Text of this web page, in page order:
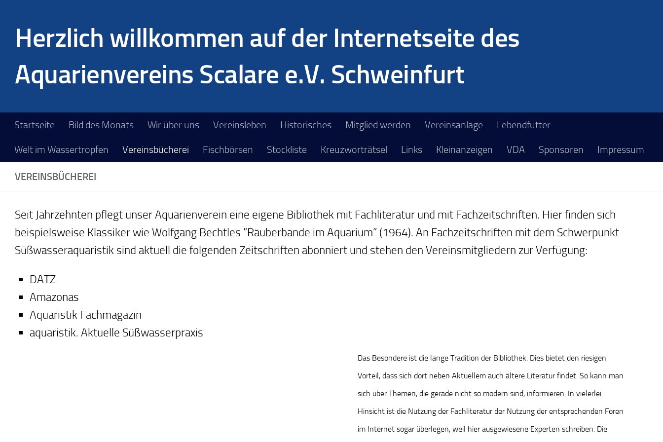
Herzlich willkommen auf der Internetseite des
Aquarienvereins Scalare e.V. Schweinfurt
Startseite Bild des Monats Wir über uns Vereinsleben Historisches Mitglied werden Vereinsanlage Lebendfutter
Welt im Wassertropfen Vereinsbücherei Fischbörsen Stockliste Kreuzworträtsel Links Kleinanzeigen VDA Sponsoren Impressum
VEREINSBÜCHEREI
Seit Jahrzehnten pflegt unser Aquarienverein eine eigene Bibliothek mit Fachliteratur und mit Fachzeitschriften. Hier finden sich
beispielsweise Klassiker wie Wolfgang Bechtles “Räuberbande im Aquarium” (1964). An Fachzeitschriften mit dem Schwerpunkt
Süßwasseraquaristik sind aktuell die folgenden Zeitschriften abonniert und stehen den Vereinsmitgliedern zur Verfügung:
DATZ
Amazonas
Aquaristik Fachmagazin
aquaristik. Aktuelle Süßwasserpraxis
Das Besondere ist die lange Tradition der Bibliothek. Dies bietet den riesigen
Vorteil, dass sich dort neben Aktuellem auch ältere Literatur findet. So kann man
sich über Themen, die gerade nicht so modern sind, informieren. In vielerlei
Hinsicht ist die Nutzung der Fachliteratur der Nutzung der entsprechenden Foren
im Internet sogar überlegen, weil hier ausgewiesene Experten schreiben. Die